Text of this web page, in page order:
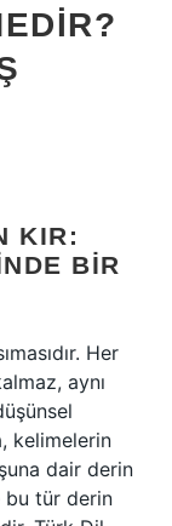
KIR:
BIR
Her
aynı
kelimelerin
dair derin
bu tür derin